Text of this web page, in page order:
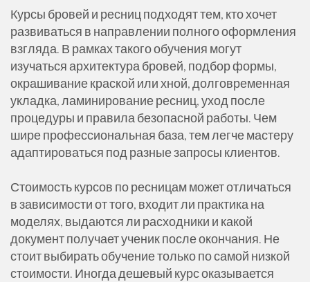
Курсы бровей и ресниц подходят тем, кто хочет
развиваться в направлении полного оформления
взгляда. В рамках такого обучения могут
изучаться архитектура бровей, подбор формы,
окрашивание краской или хной, долговременная
укладка, ламинирование ресниц, уход после
процедуры и правила безопасной работы. Чем
шире профессиональная база, тем легче мастеру
адаптироваться под разные запросы клиентов.
Стоимость курсов по ресницам может отличаться
в зависимости от того, входит ли практика на
моделях, выдаются ли расходники и какой
документ получает ученик после окончания. Не
стоит выбирать обучение только по самой низкой
стоимости. Иногда дешевый курс оказывается